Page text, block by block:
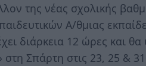
της νέας σχολικής
Α/θμιας
διάρκεια 12 ώρες και θα
Σπάρτη στις 23, 25 &